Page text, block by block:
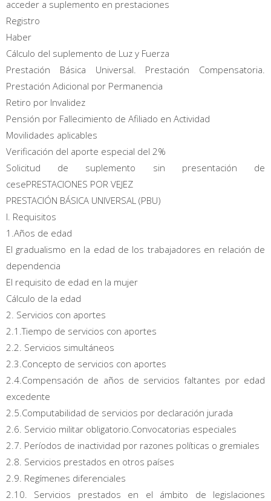
acceder a suplemento en prestaciones
Registro
Haber
Cálculo del suplemento de Luz y Fuerza
Prestación Básica Universal. Prestación Compensatoria.
Prestación Adicional por Permanencia
Retiro por Invalidez
Pensión por Fallecimiento de Afiliado en Actividad
Movilidades aplicables
Verificación del aporte especial del 2%
Solicitud de suplemento sin presentación de
cesePRESTACIONES POR VEJEZ
PRESTACIÓN BÁSICA UNIVERSAL (PBU)
I. Requisitos
1.Años de edad
El gradualismo en la edad de los trabajadores en relación de
dependencia
El requisito de edad en la mujer
Cálculo de la edad
2. Servicios con aportes
2.1.Tiempo de servicios con aportes
2.2. Servicios simultáneos
2.3.Concepto de servicios con aportes
2.4.Compensación de años de servicios faltantes por edad
excedente
2.5.Computabilidad de servicios por declaración jurada
2.6. Servicio militar obligatorio.Convocatorias especiales
2.7. Períodos de inactividad por razones políticas o gremiales
2.8. Servicios prestados en otros países
2.9. Regímenes diferenciales
2.10. Servicios prestados en el ámbito de legislaciones